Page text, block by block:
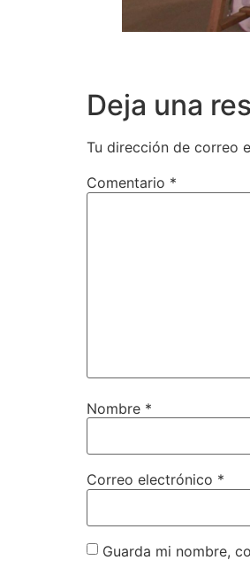
Deja una
Tu dirección de correo
Comentario *
Nombre *
Correo electrónico *
Guarda mi nombre,